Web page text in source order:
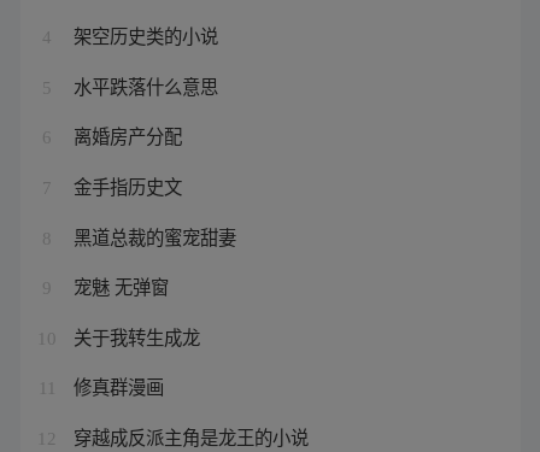
4 架空历史类的小说
5 水平跌落什么意思
6 离婚房产分配
7 金手指历史文
8 黑道总裁的蜜宠甜妻
9 宠魅 无弹窗
10 关于我转生成龙
修真群漫画
12 穿越成反派主角是龙王的小说